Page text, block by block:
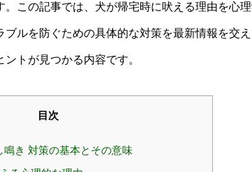
。この記事では、犬が帰宅時に吠える理由を心
ブルを防ぐための具体的な対策を最新情報を交
トが見つかる内容です。
目次
鳴き 対策の基本とその意味